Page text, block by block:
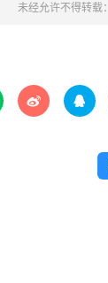
未经允许不得转载：
 